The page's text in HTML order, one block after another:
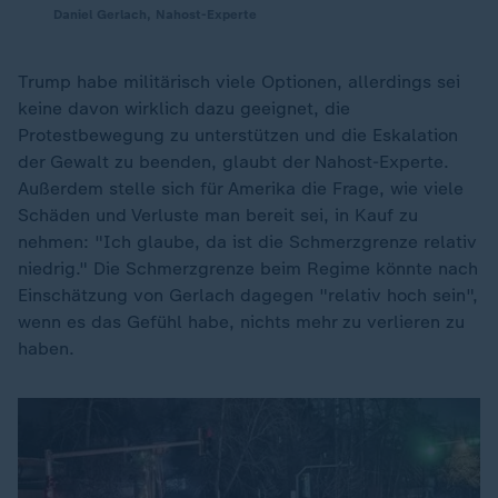
Trump habe militärisch viele Optionen, allerdings sei
keine davon wirklich dazu geeignet, die
Protestbewegung zu unterstützen und die Eskalation
der Gewalt zu beenden, glaubt der Nahost-Experte.
Außerdem stelle sich für Amerika die Frage, wie viele
Schäden und Verluste man bereit sei, in Kauf zu
nehmen: "Ich glaube, da ist die Schmerzgrenze relativ
niedrig." Die Schmerzgrenze beim Regime könnte nach
Einschätzung von Gerlach dagegen "relativ hoch sein",
wenn es das Gefühl habe, nichts mehr zu verlieren zu
haben.